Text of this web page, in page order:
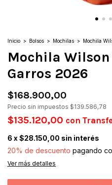
Inicio > Bolsos > Mochilas > Mochila
Mochila Wilson
Garros 2026
$168.900,00
Precio sin impuestos $139.586,78
$135.120,00 con
6 x$28.150,00 sin interés
20% de descuento pagando
Ver más detalles